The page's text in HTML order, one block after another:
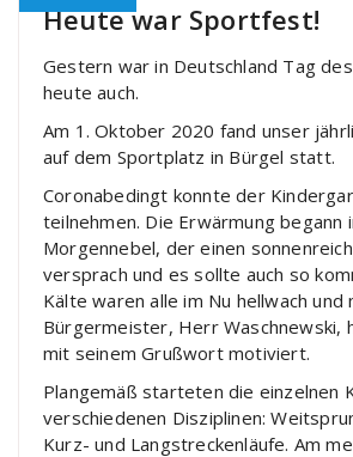
Heute war Sportfest!
Gestern war in Deutschland Tag
heute auch.
Am 1. Oktober 2020 fand unser
auf dem Sportplatz in Bürgel statt.
Coronabedingt konnte der
teilnehmen. Die Erwärmung begann
Morgennebel, der einen
versprach und es sollte auch so
Kälte waren alle im Nu hellwach und
Bürgermeister, Herr Waschnewski,
mit seinem Grußwort motiviert.
Plangemäß starteten die einzelnen
verschiedenen Disziplinen:
Kurz- und Langstreckenläufe. Am